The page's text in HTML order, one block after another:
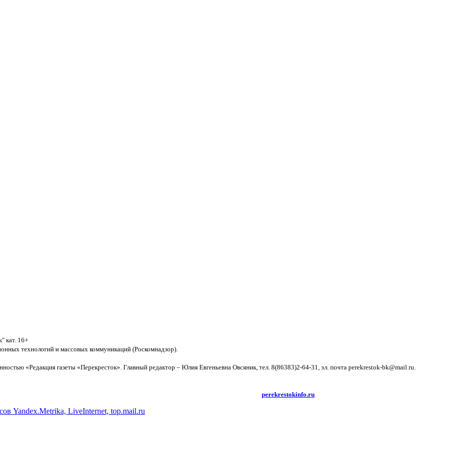
кат. 16+
технологий и массовых коммуникаций (Роскомнадзор).
«Редакция газеты «Перекресток». Главный редактор – Юлия Евгеньевна Овсяник, тел. 8(86383)2-64-31, эл. почта perekrestok-bk@mail.ru.
perekrestokinfo.ru
Yandex.Metrika, LiveInternet, top.mail.ru